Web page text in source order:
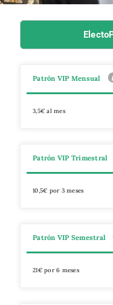
Patrón VIP Mensual
3,5€ al mes
Patrón VIP Trimestral
10,5€ por 3 meses
Patrón VIP Semestral
21€ por 6 meses